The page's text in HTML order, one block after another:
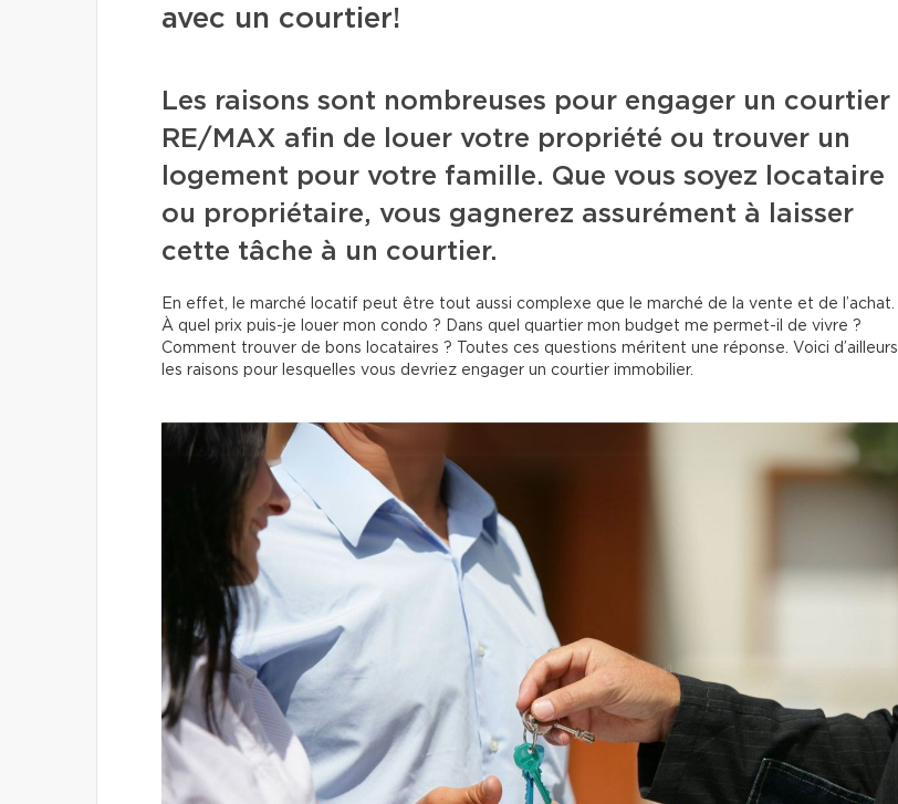
avec un courtier!
Les raisons sont nombreuses pour engager un courtier
RE/MAX afin de louer votre propriété ou trouver un
logement pour votre famille. Que vous soyez locataire
ou propriétaire, vous gagnerez assurément à laisser
cette tâche à un courtier.
En effet, le marché locatif peut être tout aussi complexe que le marché de la vente et de l’achat.
À quel prix puis-je louer mon condo ? Dans quel quartier mon budget me permet-il de vivre ?
Comment trouver de bons locataires ? Toutes ces questions méritent une réponse. Voici d’ailleurs
les raisons pour lesquelles vous devriez engager un courtier immobilier.